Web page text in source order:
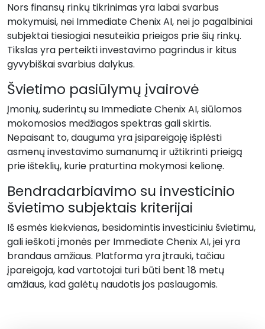
Nors finansų rinkų tikrinimas yra labai svarbus
mokymuisi, nei Immediate Chenix AI, nei jo pagalbiniai
subjektai tiesiogiai nesuteikia prieigos prie šių rinkų.
Tikslas yra perteikti investavimo pagrindus ir kitus
gyvybiškai svarbius dalykus.
Švietimo pasiūlymų įvairovė
Įmonių, suderintų su Immediate Chenix AI, siūlomos
mokomosios medžiagos spektras gali skirtis.
Nepaisant to, dauguma yra įsipareigoję išplėsti
asmenų investavimo sumanumą ir užtikrinti prieigą
prie išteklių, kurie praturtina mokymosi kelionę.
Bendradarbiavimo su investicinio
švietimo subjektais kriterijai
Iš esmės kiekvienas, besidomintis investiciniu švietimu,
gali ieškoti įmonės per Immediate Chenix AI, jei yra
brandaus amžiaus. Platforma yra įtrauki, tačiau
įpareigoja, kad vartotojai turi būti bent 18 metų
amžiaus, kad galėtų naudotis jos paslaugomis.